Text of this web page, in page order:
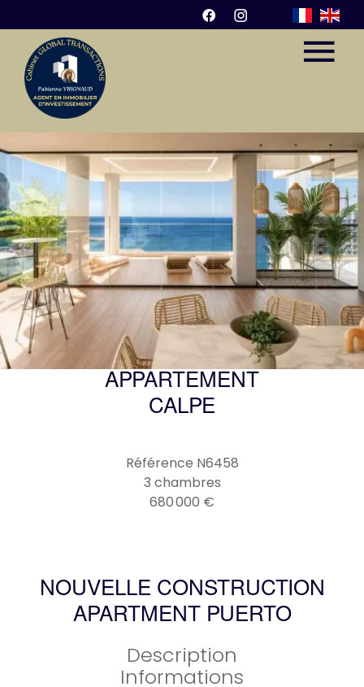
APPARTEMENT
CALPE
Référence N6458
3 chambres
680 000 €
NOUVELLE CONSTRUCTION
APARTMENT PUERTO
Description
Informations